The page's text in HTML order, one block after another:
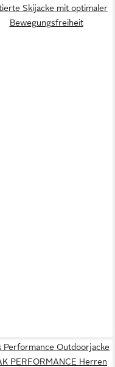
Skijacke mit optimaler
Bewegungsfreiheit
Performance Outdoorjacke
PERFORMANCE Herren